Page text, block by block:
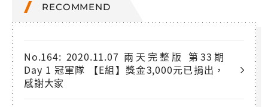
RECOMMEND
No.164: 2020.11.07 兩天完整版 第33期
Day 1 冠軍隊 【E組】獎金3,000元已捐出，
感謝大家